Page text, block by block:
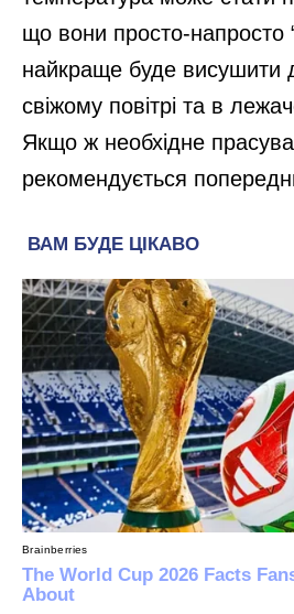
що вони просто-напросто
найкраще буде висушити
свіжому повітрі та в
Якщо ж необхідне
рекомендується